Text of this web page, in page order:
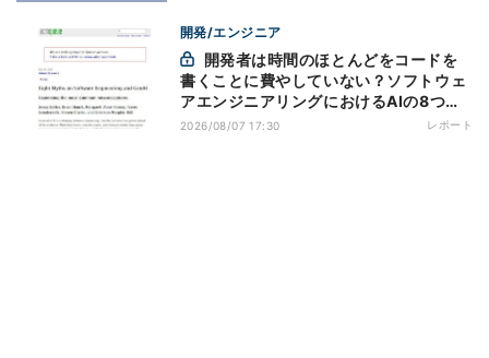
開発/エンジニア
書くことに費やしていない？ソフトウェ
アエンジニアリングにおけるAIの8つの
神話への賛否
2026/08/07 17:30 レポート